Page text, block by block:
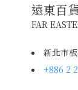
遠東百
FAR
新北市
+886 2